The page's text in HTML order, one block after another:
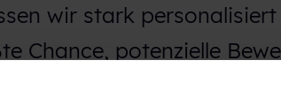
wir stark personalisiert
Chance, potenzielle
Auch das Employer